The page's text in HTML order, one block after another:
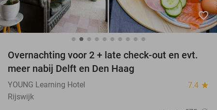
favorite_border
Overnachting voor 2 + late check-out en evt.
meer nabij Delft en Den Haag
YOUNG Learning Hotel 7.4 star
Rijswijk